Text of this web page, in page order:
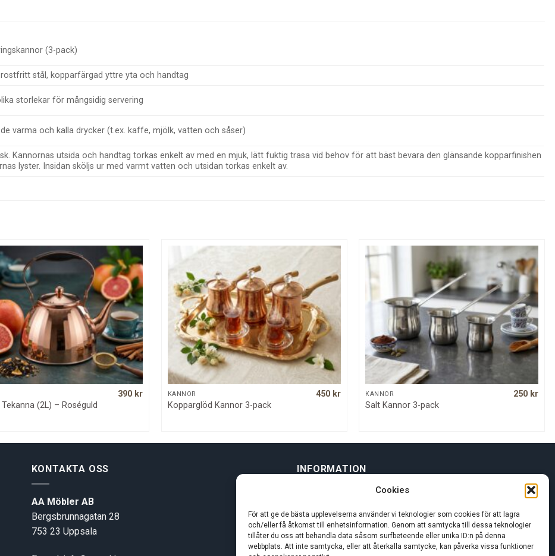
Cookies
För att ge de bästa upplevelserna använder vi teknologier som cookies för att lagra
och/eller få åtkomst till enhetsinformation. Genom att samtycka till dessa teknologier
tillåter du oss att behandla data såsom surfbeteende eller unika ID:n på denna
webbplats. Att inte samtycka, eller att återkalla samtycke, kan påverka vissa funktioner
(3-pack)
stål, kopparfärgad yttre yta och handtag
storlekar för mångsidig servering
varma och kalla drycker (t.ex. kaffe, mjölk, vatten och såser)
Kannornas utsida och handtag torkas enkelt av med en mjuk, lätt fuktig trasa vid behov för att bäst bevara den glänsande kopparfinishen
lyster. Insidan sköljs ur med varmt vatten och utsidan torkas enkelt av.
(2L) – Roséguld
390 kr KANNOR
Kopparglöd Kannor 3-pack
450 kr KANNOR
Salt Kannor 3-pack
250 kr
KONTAKTA OSS
AA Möbler AB
Bergsbrunnagatan 28
753 23 Uppsala
INFORMATION
Kundservice